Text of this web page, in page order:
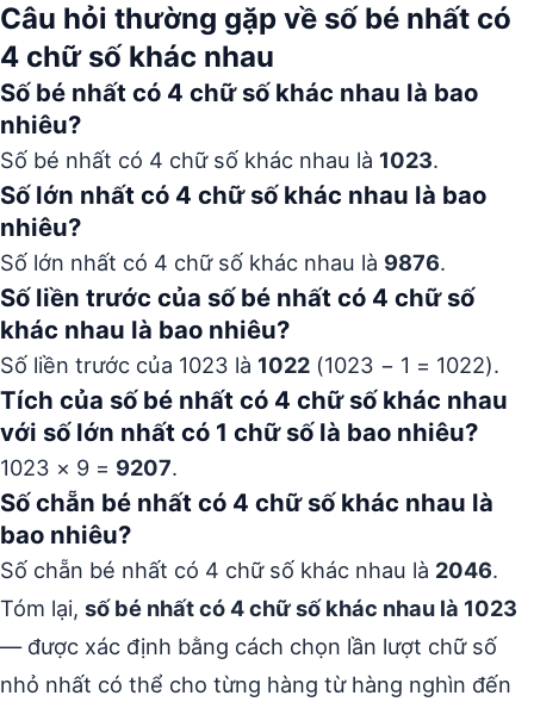
Câu hỏi thường gặp về số bé nhất có
4 chữ số khác nhau
Số bé nhất có 4 chữ số khác nhau là bao
nhiêu?
Số bé nhất có 4 chữ số khác nhau là 1023.
Số lớn nhất có 4 chữ số khác nhau là bao
nhiêu?
Số lớn nhất có 4 chữ số khác nhau là 9876.
Số liền trước của số bé nhất có 4 chữ số
khác nhau là bao nhiêu?
Số liền trước của 1023 là 1022 (1023 − 1 = 1022).
Tích của số bé nhất có 4 chữ số khác nhau
với số lớn nhất có 1 chữ số là bao nhiêu?
1023 × 9 = 9207.
Số chẵn bé nhất có 4 chữ số khác nhau là
bao nhiêu?
Số chẵn bé nhất có 4 chữ số khác nhau là 2046.
Tóm lại, số bé nhất có 4 chữ số khác nhau là 1023
— được xác định bằng cách chọn lần lượt chữ số
nhỏ nhất có thể cho từng hàng từ hàng nghìn đến